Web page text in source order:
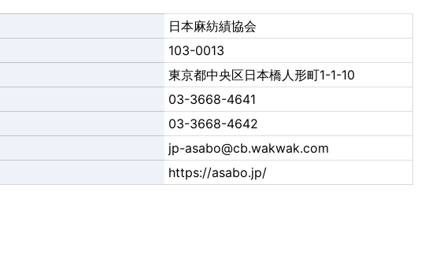
日本麻紡績協会
103-0013
東京都中央区日本橋人形町1-1-10
03-3668-4641
03-3668-4642
jp-asabo@cb.wakwak.com
https://asabo.jp/